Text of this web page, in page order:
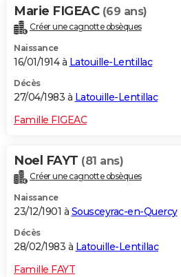
Marie FIGEAC (69 ans)
Créer une cagnotte obsèques
Naissance
16/01/1914 à Latouille-Lentillac
Décès
27/04/1983 à Latouille-Lentillac
Famille FIGEAC
Noel FAYT (81 ans)
Créer une cagnotte obsèques
Naissance
23/12/1901 à Sousceyrac-en-Quercy
Décès
28/02/1983 à Latouille-Lentillac
Famille FAYT